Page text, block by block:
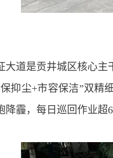
大道是贡井城区核心主
抑尘+市容保洁”双精
降霾，每日巡回作业超